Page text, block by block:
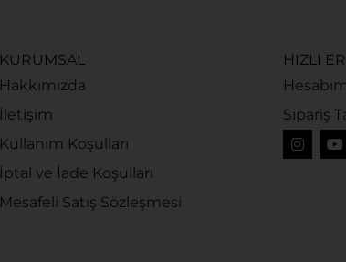
KURUMSAL
Hakkımızda
İletişim
Kullanım Koşulları
İptal ve İade Koşulları
Mesafeli Satış Sözleşmesi
HIZLI
Hesabım
Sipariş